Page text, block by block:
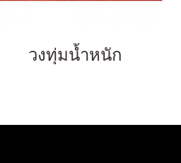
วงทุ่มน้ำหนัก